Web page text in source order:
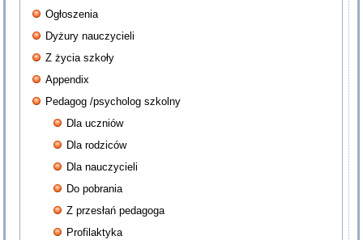
Ogłoszenia
Dyżury nauczycieli
Z życia szkoły
Appendix
Pedagog /psycholog szkolny
Dla uczniów
Dla rodziców
Dla nauczycieli
Do pobrania
Z przesłań pedagoga
Profilaktyka